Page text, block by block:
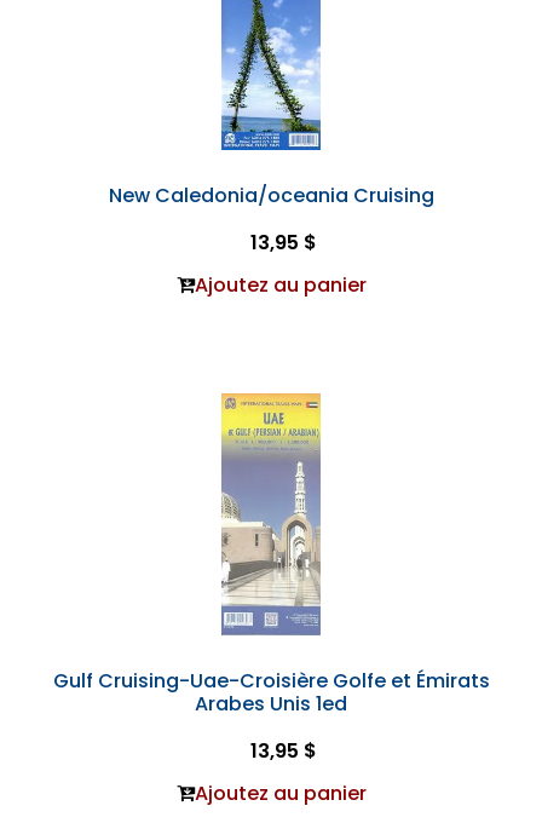
New Caledonia/oceania Cruising
13,95 $
Ajoutez au panier
Gulf Cruising-Uae-Croisière Golfe et Émirats
Arabes Unis 1ed
13,95 $
Ajoutez au panier